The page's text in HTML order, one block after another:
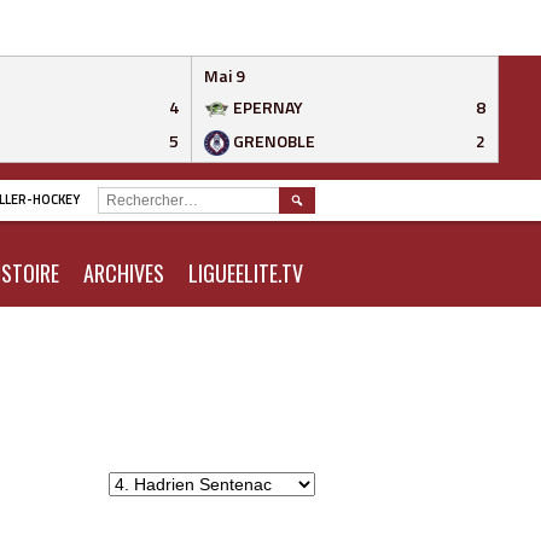
4
5
Mai 9
EPERNAY
8
GRENOBLE
2
HOCKEY
ARCHIVES LIGUEELITE.TV
RECHERCHER :